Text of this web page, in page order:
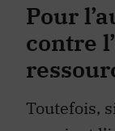
Pour
contre
Toutefois,